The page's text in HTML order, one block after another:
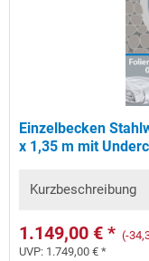
Einzelbecken
x 1,35 m mit
Kurzbeschreibung
1.149,00 € * (-
UVP: 1.749,00 € *